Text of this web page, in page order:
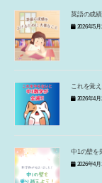
英語の成
2026年5月
これを覚
2026年4月
中1の壁を
2026年4月